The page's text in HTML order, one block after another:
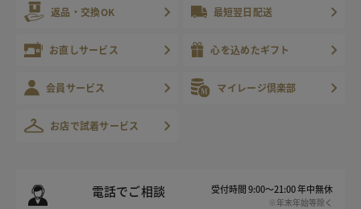
返品・交換OK 最短翌日配送
お直しサービス 心を込めたギフト
会員サービス マイレージ倶楽部
お店で試着サービス
電話でご相談 受付時間 9:00～21:00 年中無休
※年末年始等除く